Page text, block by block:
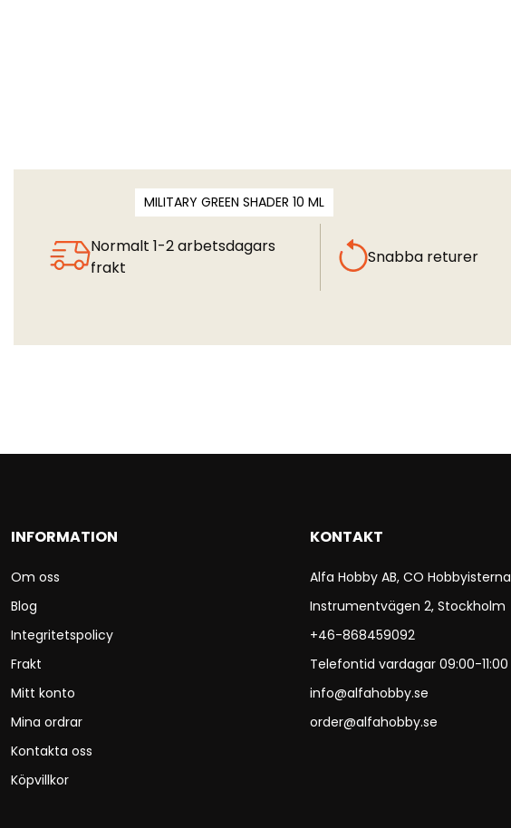
MILITARY GREEN SHADER 10 ML
Normalt 1-2 arbetsdagars
frakt
Snabba returer
INFORMATION
Om oss
Blog
Integritetspolicy
Frakt
Mitt konto
Mina ordrar
Kontakta oss
Köpvillkor
KONTAKT
Alfa Hobby AB, CO Hobbyisterna
Instrumentvägen 2, Stockholm
+46-868459092
Telefontid vardagar 09:00-11:00
info@alfahobby.se
order@alfahobby.se